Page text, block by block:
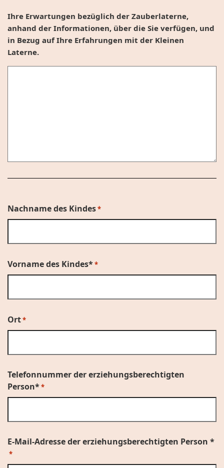
Ihre Erwartungen bezüglich der Zauberlaterne,
anhand der Informationen, über die Sie verfügen, und
in Bezug auf Ihre Erfahrungen mit der Kleinen
Laterne.
Nachname des Kindes*
Vorname des Kindes**
Ort*
Telefonnummer der erziehungsberechtigten
Person**
E-Mail-Adresse der erziehungsberechtigten Person *
*